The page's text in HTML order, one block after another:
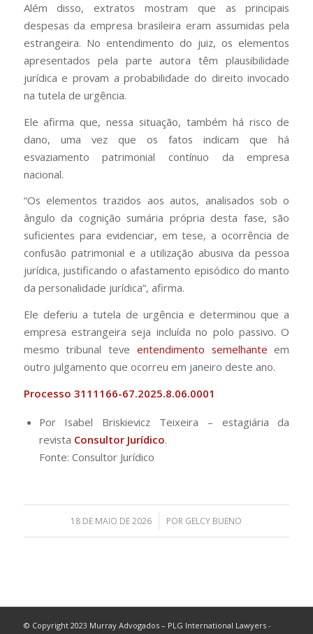
Além disso, extratos mostram que as principais
despesas da empresa brasileira eram assumidas pela
estrangeira. No entendimento do juiz, os elementos
apresentados pela parte autora têm plausibilidade
jurídica e provam a probabilidade do direito invocado
na tutela de urgência.
Ele afirma que, nessa situação, também há risco de
dano, uma vez que os fatos indicam que há
esvaziamento patrimonial contínuo da empresa
nacional.
“Os elementos trazidos aos autos, analisados sob o
ângulo da cognição sumária própria desta fase, são
suficientes para evidenciar, em tese, a ocorrência de
confusão patrimonial e a utilização abusiva da pessoa
jurídica, justificando o afastamento episódico do manto
da personalidade jurídica”, afirma.
Ele deferiu a tutela de urgência e determinou que a
empresa estrangeira seja incluída no polo passivo. O
mesmo tribunal teve entendimento semelhante em
outro julgamento que ocorreu em janeiro deste ano.
Processo 3111166-67.2025.8.06.0001
Por Isabel Briskievicz Teixeira – estagiária da
revista Consultor Jurídico.
Fonte: Consultor Jurídico
18 DE MAIO DE 2026
/ POR GELCY BUENO
© Copyright 2023 Murray Advogados – PLG International Lawyers -